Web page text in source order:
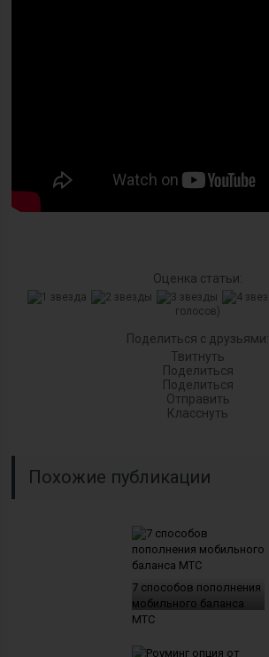
Оценка статьи:
голосов)
Поделиться с друзьями:
Твитнуть
Поделиться
Поделиться
Отправить
Класснуть
Похожие публикации
7 способов пополнения
мобильного баланса
МТС